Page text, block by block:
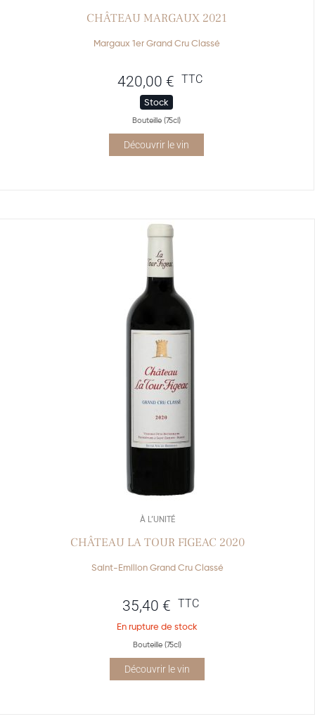
CHÂTEAU MARGAUX 2021
Margaux 1er Grand Cru Classé
420,00 € TTC
Stock
Bouteille (75cl)
Découvrir le vin
À L’UNITÉ
CHÂTEAU LA TOUR FIGEAC 2020
Saint-Emilion Grand Cru Classé
35,40 € TTC
En rupture de stock
Bouteille (75cl)
Découvrir le vin